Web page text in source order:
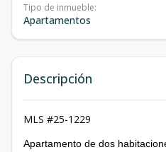
Tipo de inmueble:
Apartamentos
Descripción
MLS #25-1229
Apartamento de dos